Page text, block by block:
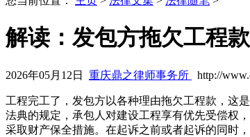
解读：发包方拖欠工程
2026年05月12日 重庆鼎之律师事务所 http://
工程完工了，发包方以各种理由拖欠工程款，这
法典的规定，承包人对建设工程享有优先受偿权
采取财产保全措施。在起诉之前或者起诉的同时